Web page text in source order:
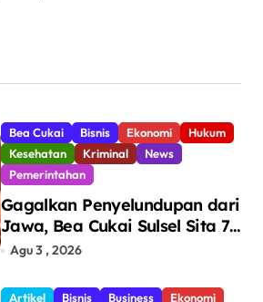
Bea Cukai Bisnis Ekonomi
Hukum
Kesehatan
Kriminal
News
Pemerintahan
Gagalkan Penyelundupan dari
Jawa, Bea Cukai Sulsel Sita 7,8
Juta Batang Rokok Ilegal
Makassar
Agu 3 , 2026
Artikel Bisnis Business Ekonomi